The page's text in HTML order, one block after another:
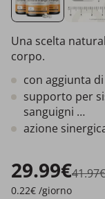
Una scelta
corpo.
con aggiunta
supporto per
sanguigni …
azione
29.99€41.97€
0.22€ /giorno